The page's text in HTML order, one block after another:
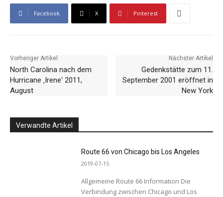
Facebook X Pinterest
Vorheriger Artikel
North Carolina nach dem
Hurricane ‚Irene‘ 2011,
August
Nächster Artikel
Gedenkstätte zum 11.
September 2001 eröffnet in
New York
Verwandte Artikel
Route 66 von Chicago bis Los Angeles
2019-07-15
Allgemeine Route 66 Information Die
Verbindung zwischen Chicago und Los